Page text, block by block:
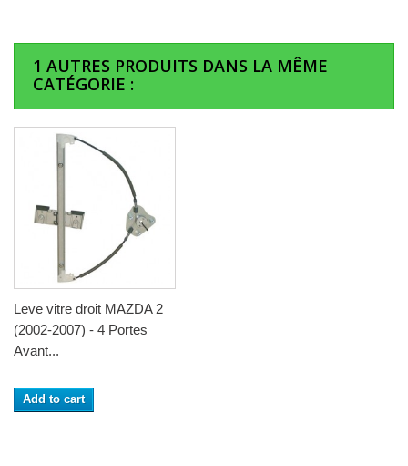
1 AUTRES PRODUITS DANS LA MÊME
CATÉGORIE :
Leve vitre droit MAZDA 2
(2002-2007) - 4 Portes
Avant...
Add to cart